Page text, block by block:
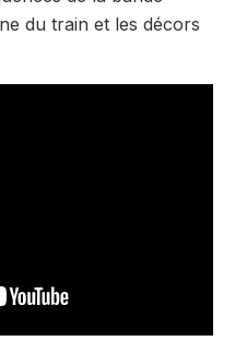
du train et les décors